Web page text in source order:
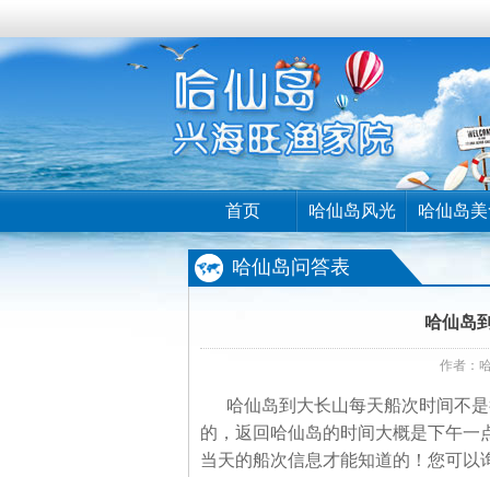
首页 哈仙岛风光 哈仙岛
哈仙岛问答表
哈仙岛
作者：
哈仙岛到大长山每天船次时间不是
的，返回哈仙岛的时间大概是下午
当天的船次信息才能知道的！您可